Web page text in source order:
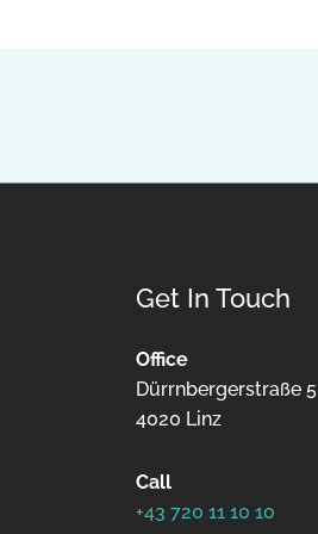
Get In Touch
Office
Dürrnbergerstraße 5
4020 Linz
Call
+43 720 11 10 10